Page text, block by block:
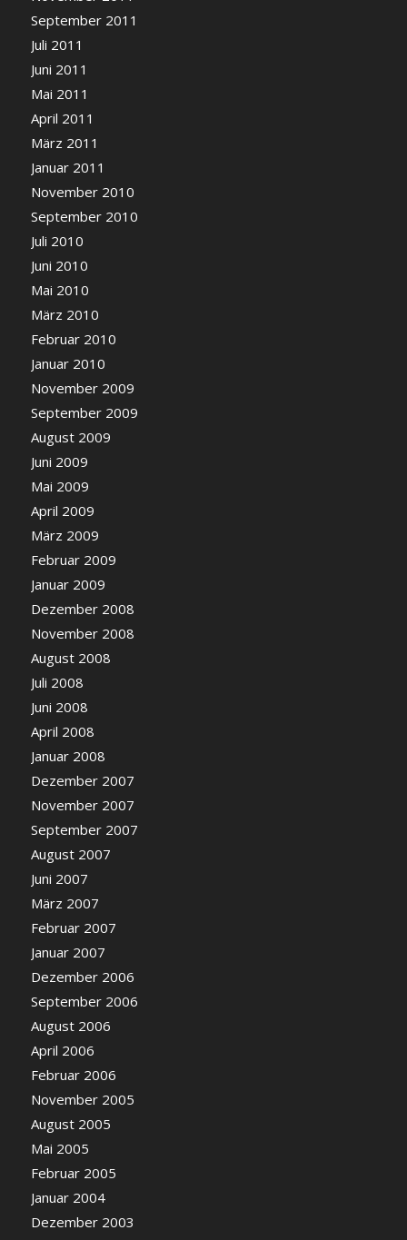
September 2011
Juli 2011
Juni 2011
Mai 2011
April 2011
März 2011
Januar 2011
November 2010
September 2010
Juli 2010
Juni 2010
Mai 2010
März 2010
Februar 2010
Januar 2010
November 2009
September 2009
August 2009
Juni 2009
Mai 2009
April 2009
März 2009
Februar 2009
Januar 2009
Dezember 2008
November 2008
August 2008
Juli 2008
Juni 2008
April 2008
Januar 2008
Dezember 2007
November 2007
September 2007
August 2007
Juni 2007
März 2007
Februar 2007
Januar 2007
Dezember 2006
September 2006
August 2006
April 2006
Februar 2006
November 2005
August 2005
Mai 2005
Februar 2005
Januar 2004
Dezember 2003